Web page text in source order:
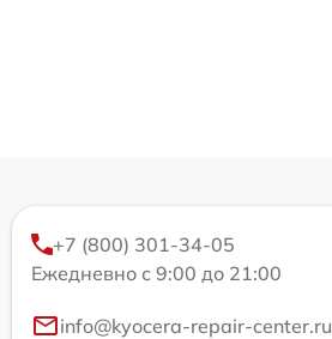
+7 (800) 301-34-05
Ежедневно с 9:00 до 21:00
info@kyocera-repair-center.ru